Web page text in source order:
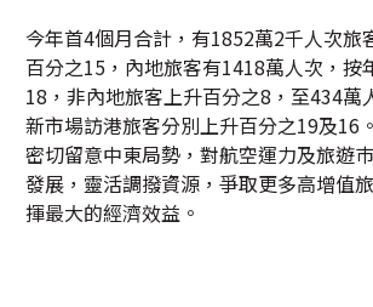
今年首4個月合計，有1852萬2千人次旅
百分之15，內地旅客有1418萬人次，按
18，非內地旅客上升百分之8，至434萬
新市場訪港旅客分別上升百分之19及16
密切留意中東局勢，對航空運力及旅遊
發展，靈活調撥資源，爭取更多高增值
揮最大的經濟效益。